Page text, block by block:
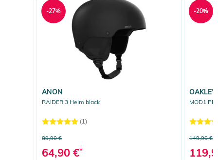
ANON
RAIDER 3 Helm black
(1)
89,90 €
64,90 €*
-27%
OAKLEY
MOD1
149,90 €
-20%